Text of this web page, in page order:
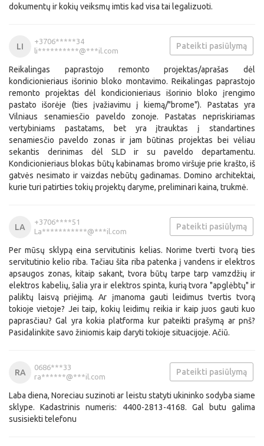
dokumentų ir kokių veiksmų imtis kad visa tai legalizuoti.
LI
+3706*****34
li**********@***il.com
Pateikti pasiūlymą
Reikalingas paprastojo remonto projektas/aprašas dėl
kondicionieriaus išorinio bloko montavimo. Reikalingas paprastojo
remonto projektas dėl kondicionieriaus išorinio bloko įrengimo
pastato išorėje (ties įvažiavimu į kiemą/"brome"). Pastatas yra
Vilniaus senamiesčio paveldo zonoje. Pastatas nepriskiriamas
vertybiniams pastatams, bet yra įtrauktas į standartines
senamiesčio paveldo zonas ir jam būtinas projektas bei vėliau
sekantis derinimas dėl SLD ir su paveldo departamentu.
Kondicionieriaus blokas būtų kabinamas bromo viršuje prie krašto, iš
gatvės nesimato ir vaizdas nebūtų gadinamas. Domino architektai,
kurie turi patirties tokių projektų daryme, preliminari kaina, trukmė.
LA
+3706****51
La***********@***il.com
Pateikti pasiūlymą
Per mūsų sklypą eina servitutinis kelias. Norime tverti tvorą ties
servitutinio kelio riba. Tačiau šita riba patenka į vandens ir elektros
apsaugos zonas, kitaip sakant, tvora būtų tarpe tarp vamzdžių ir
elektros kabelių, šalia yra ir elektros spinta, kurią tvora "apglėbtų" ir
paliktų laisvą priėjimą. Ar įmanoma gauti leidimus tvertis tvorą
tokioje vietoje? Jei taip, kokių leidimų reikia ir kaip juos gauti kuo
paprasčiau? Gal yra kokia platforma kur pateikti prašymą ar pnš?
Pasidalinkite savo žiniomis kaip daryti tokioje situacijoje. Ačiū.
RA
0686***33
ra******@***il.com
Pateikti pasiūlymą
Laba diena, Noreciau suzinoti ar leistu statyti ukininko sodyba siame
sklype. Kadastrinis numeris: 4400-2813-4168. Gal butu galima
susisiekti telefonu